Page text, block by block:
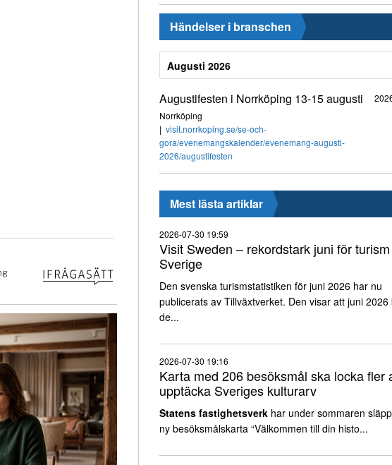
Händelser i branschen
Augusti 2026
Augustifesten i Norrköping 13-15 augusti
Norrköping
visit.norrkoping.se/se-och-
gora/evenemangskalender/evenemang-augusti-
2026/augustifesten
Mest lästa artiklar
2026-07-30 19:59
Visit Sweden – rekordstark juni för
Sverige
Den svenska turismstatistiken för juni 2026 har nu
publicerats av Tillväxtverket. Den visar att juni 2026
de...
2026-07-30 19:16
Karta med 206 besöksmål ska locka fler
upptäcka Sveriges kulturarv
Statens fastighetsverk har under sommaren
ny besöksmålskarta “Välkommen till din histo...